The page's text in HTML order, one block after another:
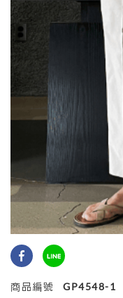
商品編號 GP4548-1